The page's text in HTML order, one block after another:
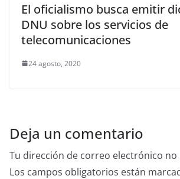
El oficialismo busca emitir
DNU sobre los servicios de
telecomunicaciones
24 agosto, 2020
Deja un comentario
Tu dirección de correo electrónico no
Los campos obligatorios están